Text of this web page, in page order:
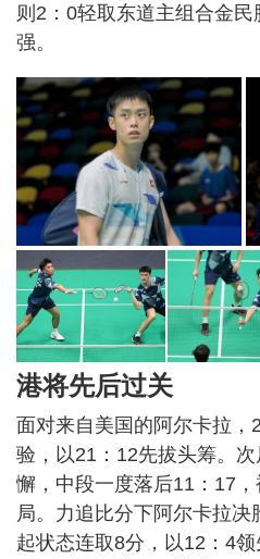
则2：0轻取东道主组合金
强。
港将先后过关
面对来自美国的阿尔卡拉，
验，以21：12先拔头筹。
懈，中段一度落后11：17
局。力追比分下阿尔卡拉
起状态连取8分，以12：4领